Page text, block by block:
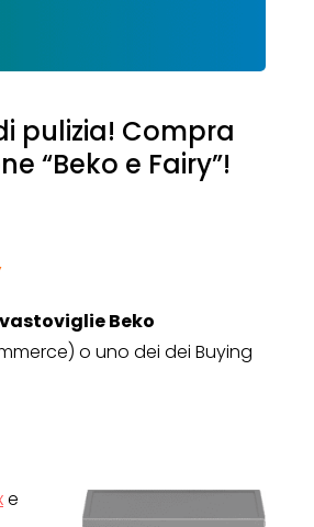
pulizia! Compra
“Beko e Fairy”!
Beko
o uno dei dei Buying
e